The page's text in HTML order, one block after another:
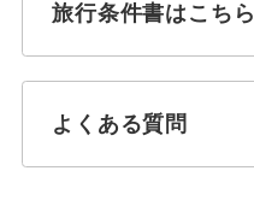
旅行条件書はこちら
よくある質問